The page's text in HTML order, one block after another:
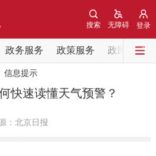
登录
无障碍
搜索
政务服务 政策服务 政民互动
国务院信息
信息提示
快速读懂天气预警？
：北京日报